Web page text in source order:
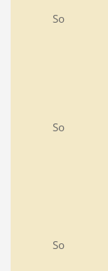
So
So
So